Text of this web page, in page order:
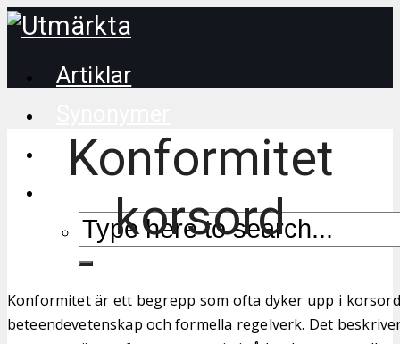
Artiklar
Korsordstips
Konformitet
korsord
Konformitet är ett begrepp som ofta dyker upp i
beteendevetenskap och formella regelverk. Det